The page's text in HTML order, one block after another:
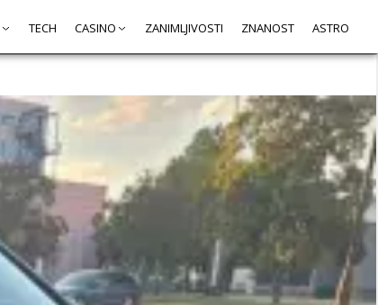
TECH CASINO ZANIMLJIVOSTI ZNANOST ASTRO